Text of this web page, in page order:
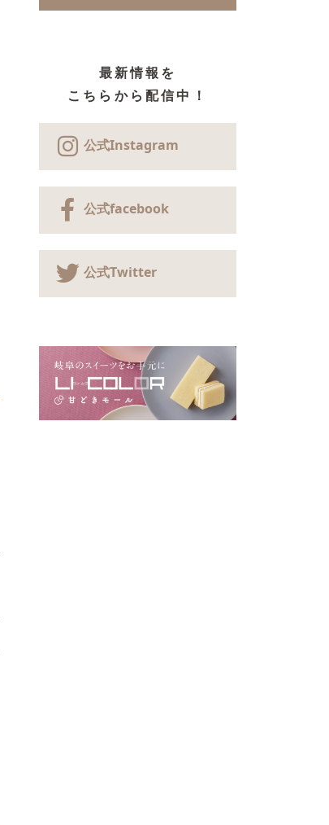
最新情報を
こちらから配信中！
公式Instagram
公式facebook
公式Twitter